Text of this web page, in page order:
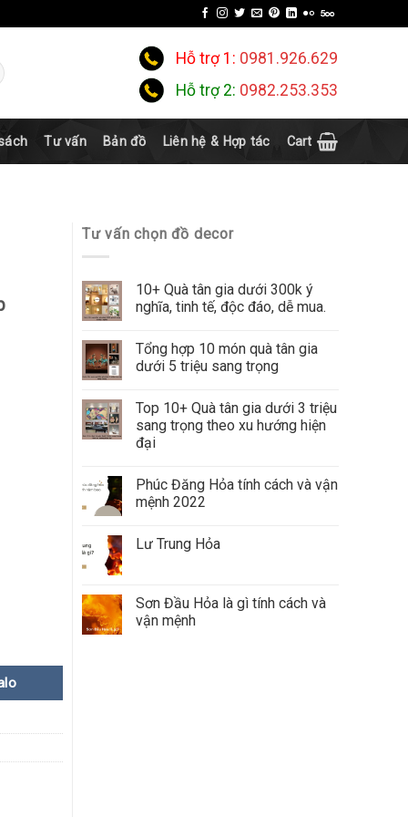
Hỗ trợ 1: 0981.926.629
Hỗ trợ 2: 0982.253.353
Tư vấn Bản đồ Liên hệ & Hợp tác Cart
Tư vấn chọn đồ decor
10+ Quà tân gia dưới 300k ý
nghĩa, tinh tế, độc đáo, dễ mua.
Tổng hợp 10 món quà tân gia
dưới 5 triệu sang trọng
Top 10+ Quà tân gia dưới 3 triệu
sang trọng theo xu hướng hiện
đại
Phúc Đăng Hỏa tính cách và vận
mệnh 2022
Lư Trung Hỏa
Sơn Đầu Hỏa là gì tính cách và
vận mệnh